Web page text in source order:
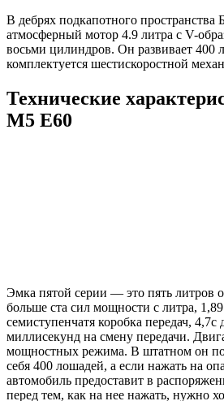
В дебрях подкапотного
атмосферный мотор 4.9 литра с V-
восьми цилиндров. Он развивает 400
комплектуется шестискоростной
Технические
M5 E60
Эмка пятой серии — это пять литров
больше ста сил мощности с литра,
семиступенчатя коробка передач, 4,7с
миллисекунд на смену передачи.
мощностных режима. В штатном он
себя 400 лошадей, а если нажать на
автомобиль предоставит в
перед тем, как на нее нажать, нужно